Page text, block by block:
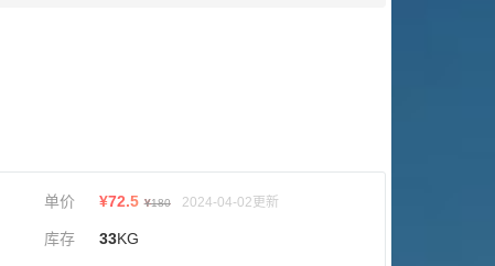
单价 ¥72.5 ¥180 2024-04-02更新
库存 33KG